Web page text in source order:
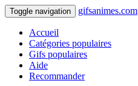
Toggle navigation gifsanimes.com
Accueil
Catégories populaires
Gifs populaires
Aide
Recommander